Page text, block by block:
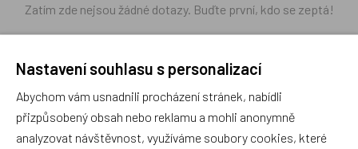
Zatím zde nejsou žádné dotazy. Buďte první, kdo se zeptá!
Recenze
Nastavení souhlasu s personalizací
Abychom vám usnadnili procházení stránek, nabídli
přizpůsobený obsah nebo reklamu a mohli anonymně
analyzovat návštěvnost, využíváme soubory cookies, které